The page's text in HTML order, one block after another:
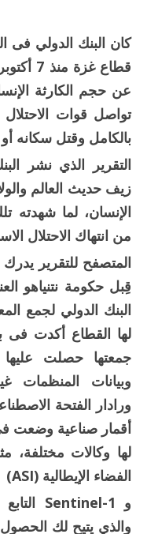
كان البنك الدولي فى
قطاع غزة
عن حجم الكارثة
تواصل قوات الاحتلال
بالكامل وقتل سكانه أو
التقرير الذي نشر
زيف حديث العالم
الإنسان، لما شهدته
من انتهاك الاحتلال
المتصفح للتقرير يدرك
قِبل حكومة نتنياهو
البنك الدولي لجمع
لها القطاع أكدت فى
جمعتها حصلت عليها
وبيانات المنظمات
أقمار صناعية وضعت
الفضاء الإيطالية (ASI)
والذي يتيح لك